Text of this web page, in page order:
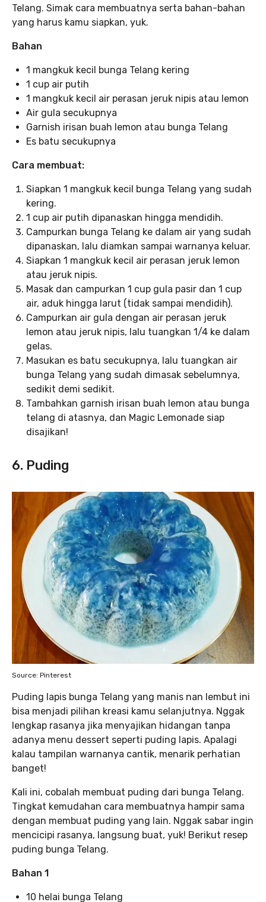
Telang. Simak cara membuatnya serta bahan-bahan
yang harus kamu siapkan, yuk.
Bahan
1 mangkuk kecil bunga Telang kering
1 cup air putih
1 mangkuk kecil air perasan jeruk nipis atau lemon
Air gula secukupnya
Garnish irisan buah lemon atau bunga Telang
Es batu secukupnya
Cara membuat:
Siapkan 1 mangkuk kecil bunga Telang yang sudah
kering.
1 cup air putih dipanaskan hingga mendidih.
Campurkan bunga Telang ke dalam air yang sudah
dipanaskan, lalu diamkan sampai warnanya keluar.
Siapkan 1 mangkuk kecil air perasan jeruk lemon
atau jeruk nipis.
Masak dan campurkan 1 cup gula pasir dan 1 cup
air, aduk hingga larut (tidak sampai mendidih).
Campurkan air gula dengan air perasan jeruk
lemon atau jeruk nipis, lalu tuangkan 1/4 ke dalam
gelas.
Masukan es batu secukupnya, lalu tuangkan air
bunga Telang yang sudah dimasak sebelumnya,
sedikit demi sedikit.
Tambahkan garnish irisan buah lemon atau bunga
telang di atasnya, dan Magic Lemonade siap
disajikan!
6. Puding
Source: Pinterest
Puding lapis bunga Telang yang manis nan lembut ini
bisa menjadi pilihan kreasi kamu selanjutnya. Nggak
lengkap rasanya jika menyajikan hidangan tanpa
adanya menu dessert seperti puding lapis. Apalagi
kalau tampilan warnanya cantik, menarik perhatian
banget!
Kali ini, cobalah membuat puding dari bunga Telang.
Tingkat kemudahan cara membuatnya hampir sama
dengan membuat puding yang lain. Nggak sabar ingin
mencicipi rasanya, langsung buat, yuk! Berikut resep
puding bunga Telang.
Bahan 1
10 helai bunga Telang